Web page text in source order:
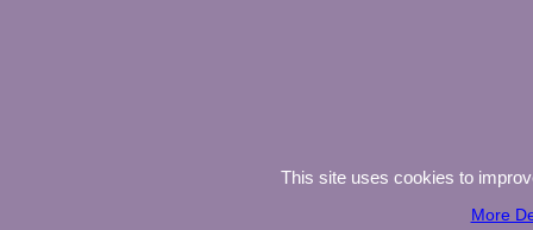
This site uses cookies to
More